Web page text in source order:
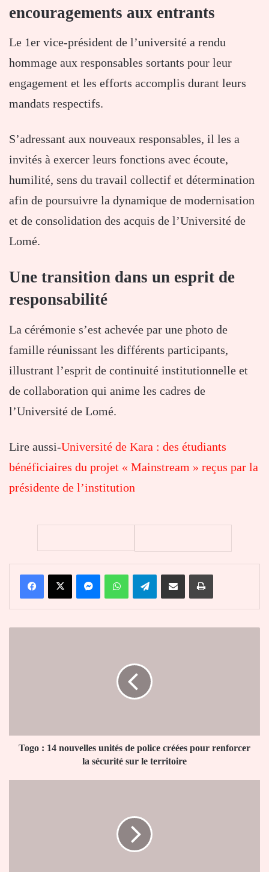
encouragements aux entrants
Le 1er vice-président de l’université a rendu
hommage aux responsables sortants pour leur
engagement et les efforts accomplis durant leurs
mandats respectifs.
S’adressant aux nouveaux responsables, il les a
invités à exercer leurs fonctions avec écoute,
humilité, sens du travail collectif et détermination
afin de poursuivre la dynamique de modernisation
et de consolidation des acquis de l’Université de
Lomé.
Une transition dans un esprit de
responsabilité
La cérémonie s’est achevée par une photo de
famille réunissant les différents participants,
illustrant l’esprit de continuité institutionnelle et
de collaboration qui anime les cadres de
l’Université de Lomé.
Lire aussi-Université de Kara : des étudiants
bénéficiaires du projet « Mainstream » reçus par la
présidente de l’institution
FacebookX MessengerWhatsAppTelegramPartager par email Imprimer
pour
renforcer
Togo : 14 nouvelles unités de police créées pour renforcer
la sécurité sur le territoire